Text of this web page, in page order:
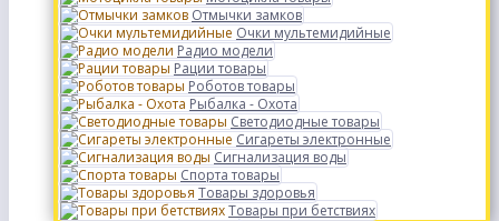
Отмычки замков
Очки мультемидийные
Радио модели
Рации товары
Роботов товары
Рыбалка - Охота
Светодиодные товары
Сигареты электронные
Сигнализация воды
Спорта товары
Товары здоровья
Товары при бетствиях